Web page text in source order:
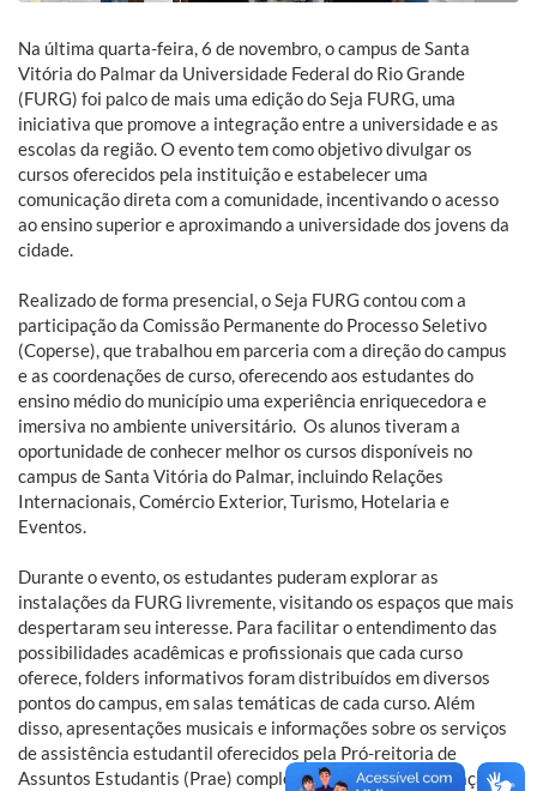
Na última quarta-feira, 6 de novembro, o campus de Santa
Vitória do Palmar da Universidade Federal do Rio Grande
(FURG) foi palco de mais uma edição do Seja FURG, uma
iniciativa que promove a integração entre a universidade e as
escolas da região. O evento tem como objetivo divulgar os
cursos oferecidos pela instituição e estabelecer uma
comunicação direta com a comunidade, incentivando o acesso
ao ensino superior e aproximando a universidade dos jovens da
cidade.
Realizado de forma presencial, o Seja FURG contou com a
participação da Comissão Permanente do Processo Seletivo
(Coperse), que trabalhou em parceria com a direção do campus
e as coordenações de curso, oferecendo aos estudantes do
ensino médio do município uma experiência enriquecedora e
imersiva no ambiente universitário. Os alunos tiveram a
oportunidade de conhecer melhor os cursos disponíveis no
campus de Santa Vitória do Palmar, incluindo Relações
Internacionais, Comércio Exterior, Turismo, Hotelaria e
Eventos.
Durante o evento, os estudantes puderam explorar as
instalações da FURG livremente, visitando os espaços que mais
despertaram seu interesse. Para facilitar o entendimento das
possibilidades acadêmicas e profissionais que cada curso
oferece, folders informativos foram distribuídos em diversos
pontos do campus, em salas temáticas de cada curso. Além
disso, apresentações musicais e informações sobre os serviços
de assistência estudantil oferecidos pela Pró-reitoria de
Assuntos Estudantis (Prae) complementaram a programação,